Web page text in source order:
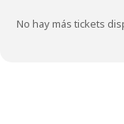
No hay más tickets